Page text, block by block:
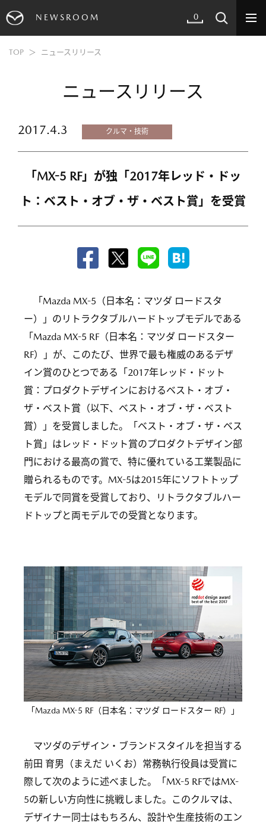
NEWSROOM 0
TOP ニュースリリース
ニュースリリース
2017.4.3 クルマ・技術
「MX-5 RF」が独「2017年レッド・ドッ
ト：ベスト・オブ・ザ・ベスト賞」を受賞
「Mazda MX-5（日本名：マツダ ロードスタ
ー）」のリトラクタブルハードトップモデルである
「Mazda MX-5 RF（日本名：マツダ ロードスター
RF）」が、このたび、世界で最も権威のあるデザ
イン賞のひとつである「2017年レッド・ドット
賞：プロダクトデザインにおけるベスト・オブ・
ザ・ベスト賞（以下、ベスト・オブ・ザ・ベスト
賞）」を受賞しました。「ベスト・オブ・ザ・ベス
ト賞」はレッド・ドット賞のプロダクトデザイン部
門における最高の賞で、特に優れている工業製品に
贈られるものです。MX-5は2015年にソフトトップ
モデルで同賞を受賞しており、リトラクタブルハー
ドトップと両モデルでの受賞となります。
「Mazda MX-5 RF（日本名：マツダ ロードスター RF）」
マツダのデザイン・ブランドスタイルを担当する
前田 育男（まえだ いくお）常務執行役員は受賞に
際して次のように述べました。「MX-5 RFではMX-
5の新しい方向性に挑戦しました。このクルマは、
デザイナー同士はもちろん、設計や生産技術のエン